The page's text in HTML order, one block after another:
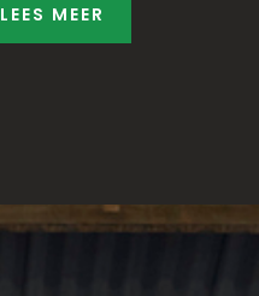
LEES MEER